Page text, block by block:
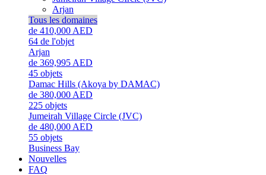
Arjan
Tous les domaines
de 410,000 AED
64 de l'objet
Arjan
de 369,995 AED
45 objets
Damac Hills (Akoya by DAMAC)
de 380,000 AED
225 objets
Jumeirah Village Circle (JVC)
de 480,000 AED
55 objets
Business Bay
Nouvelles
FAQ